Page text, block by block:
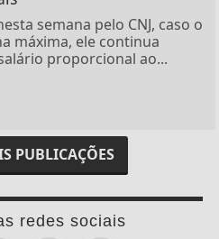
semana pelo CNJ, caso o
máxima, ele continua
proporcional ao...
PUBLICAÇÕES
redes sociais